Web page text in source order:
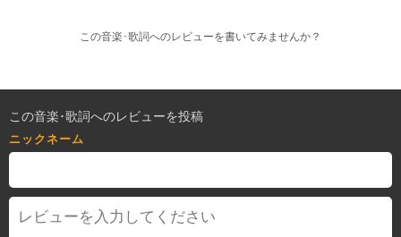
この音楽･歌詞へのレビューを書いてみませんか？
この音楽･歌詞へのレビューを投稿
ニックネーム